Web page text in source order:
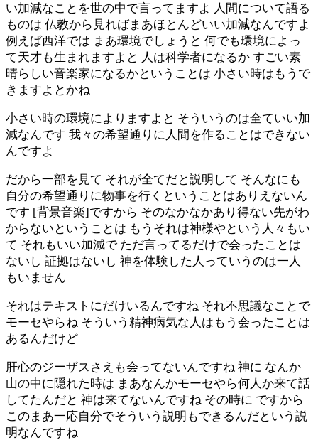
い加減なことを世の中で言ってますよ 人間について語る
ものは 仏教から見ればまあほとんどいい加減なんですよ
例えば西洋では まあ環境でしょうと 何でも環境によっ
て天才も生まれますよと 人は科学者になるか すごい素
晴らしい音楽家になるかということは 小さい時はもうで
きますよとかね
小さい時の環境によりますよと そういうのは全ていい加
減なんです 我々の希望通りに人間を作ることはできない
んですよ
だから一部を見て それが全てだと説明して そんなにも
自分の希望通りに物事を行くということはありえないん
です [背景音楽]ですから そのなかなかあり得ない先がわ
からないということは もうそれは神様やという人々もい
て それもいい加減で ただ言ってるだけで会ったことは
ないし 証拠はないし 神を体験した人っていうのは一人
もいません
それはテキストにだけいるんですね それ不思議なことで
モーセやらね そういう精神病気な人はもう会ったことは
あるんだけど
肝心のジーザスさえも会ってないんですね 神に なんか
山の中に隠れた時は まあなんかモーセやら何人か来て話
してたんだと 神は来てないんですね その時に ですから
このまあ一応自分でそういう説明もできるんだという説
明なんですね